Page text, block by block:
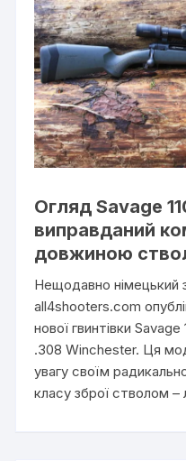
Огляд Savage
виправданий
довжиною
Нещодавно німецький
all4shooters.com
нової гвинтівки
.308 Winchester. Ця
увагу своїм
класу зброї стволом